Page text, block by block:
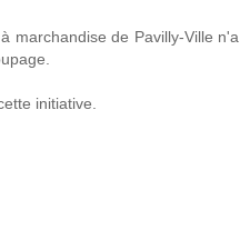
marchandise de Pavilly-Ville n'a
initiative.